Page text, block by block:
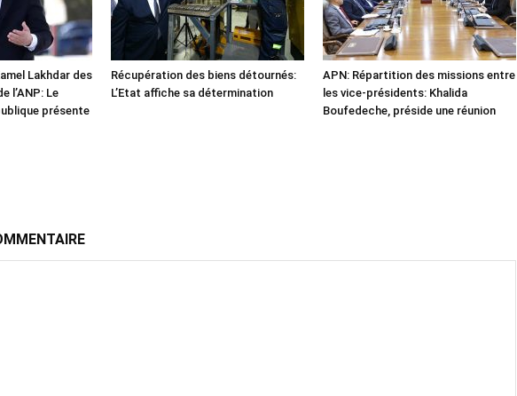
Lakhdar des
l’ANP: Le
présente
Récupération des biens détournés:
L’Etat affiche sa détermination
APN: Répartition des missions entre
les vice-présidents: Khalida
Boufedeche, préside une réunion